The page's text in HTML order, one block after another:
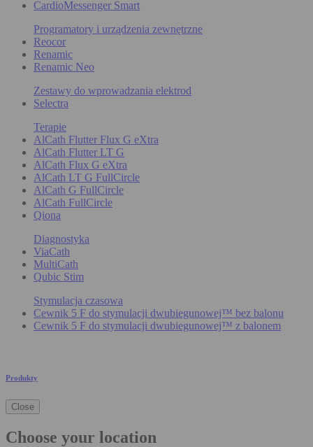
CardioMessenger Smart
Programatory i urządzenia zewnętrzne
Reocor
Renamic
Renamic Neo
Zestawy do wprowadzania elektrod
Selectra
Terapie
AlCath Flutter Flux G eXtra
AlCath Flutter LT G
AlCath Flux G eXtra
AlCath LT G FullCircle
AlCath G FullCircle
AlCath FullCircle
Qiona
Diagnostyka
ViaCath
MultiCath
Qubic Stim
Stymulacja czasowa
Cewnik 5 F do stymulacji dwubiegunowej™ bez balonu
Cewnik 5 F do stymulacji dwubiegunowej™ z balonem
Produkty
Close
Choose your location